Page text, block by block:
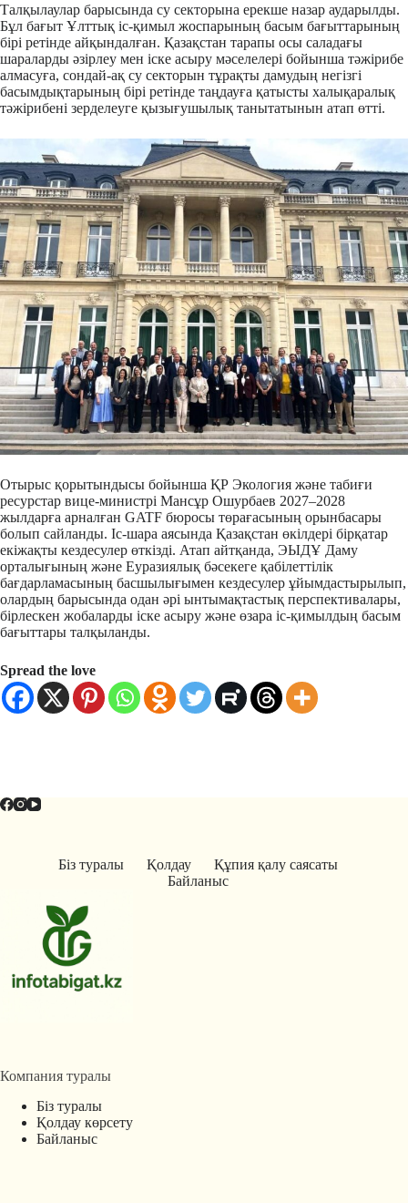
Талқылаулар барысында су секторына ерекше назар аударылды.
Бұл бағыт Ұлттық іс-қимыл жоспарының басым бағыттарының
бірі ретінде айқындалған. Қазақстан тарапы осы саладағы
шараларды әзірлеу мен іске асыру мәселелері бойынша тәжірибе
алмасуға, сондай-ақ су секторын тұрақты дамудың негізгі
басымдықтарының бірі ретінде таңдауға қатысты халықаралық
тәжірибені зерделеуге қызығушылық танытатынын атап өтті.
Отырыс қорытындысы бойынша ҚР Экология және табиғи
ресурстар вице-министрі Мансұр Ошурбаев 2027–2028
жылдарға арналған GATF бюросы төрағасының орынбасары
болып сайланды. Іс-шара аясында Қазақстан өкілдері бірқатар
екіжақты кездесулер өткізді. Атап айтқанда, ЭЫДҰ Даму
орталығының және Еуразиялық бәсекеге қабілеттілік
бағдарламасының басшылығымен кездесулер ұйымдастырылып,
олардың барысында одан әрі ынтымақтастық перспективалары,
бірлескен жобаларды іске асыру және өзара іс-қимылдың басым
бағыттары талқыланды.
Spread the love
Біз туралы Қолдау
Құпия қалу саясаты
Байланыс
Компания туралы
Біз туралы
Қолдау көрсету
Байланыс